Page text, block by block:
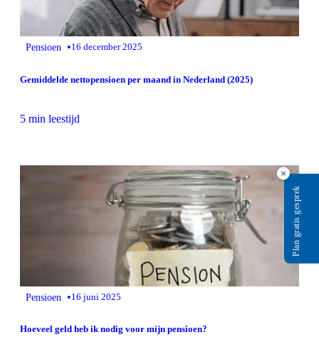
Pensioen •16 december 2025
Gemiddelde nettopensioen per maand in Nederland (2025)
5 min leestijd
Pensioen •16 juni 2025
Hoeveel geld heb ik nodig voor mijn pensioen?
×
Plan gratis gesprek